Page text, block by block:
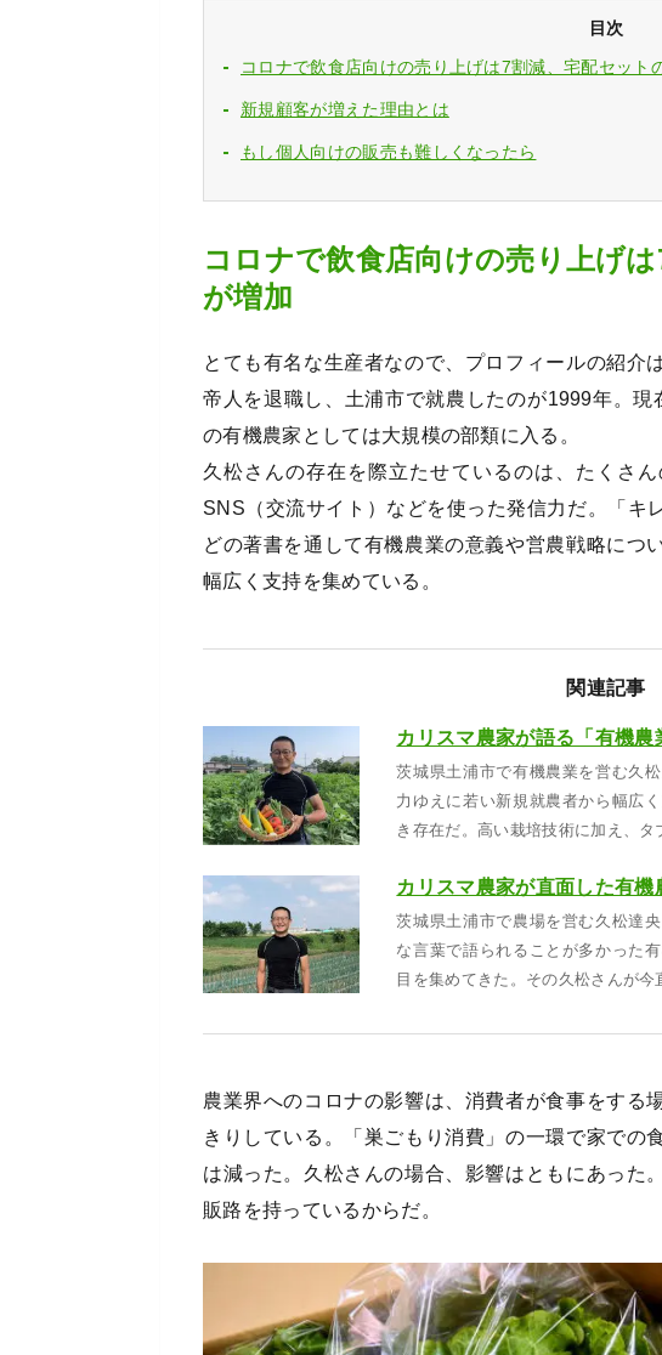
目次
コロナで飲食店向けの売り上げは7割減、宅配セット
新規顧客が増えた理由とは
もし個人向けの販売も難しくなったら
コロナで飲食店向けの売り上げ
が増加
とても有名な生産者なので、プロフィールの紹介
帝人を退職し、土浦市で就農したのが1999年。
の有機農家としては大規模の部類に入る。
久松さんの存在を際立たせているのは、たくさ
SNS（交流サイト）などを使った発信力だ。「キ
どの著書を通して有機農業の意義や営農戦略につ
幅広く支持を集めている。
関連記事
カリスマ農家が語る「有機農
茨城県土浦市で有機農業を営む久
力ゆえに若い新規就農者から幅広
き存在だ。高い栽培技術に加え、
茨城県土浦市で農場を営む久松達
な言葉で語られることが多かった
目を集めてきた。その久松さんが
農業界へのコロナの影響は、消費者が食事をする
きりしている。「巣ごもり消費」の一環で家での
は減った。久松さんの場合、影響はともにあった
販路を持っているからだ。